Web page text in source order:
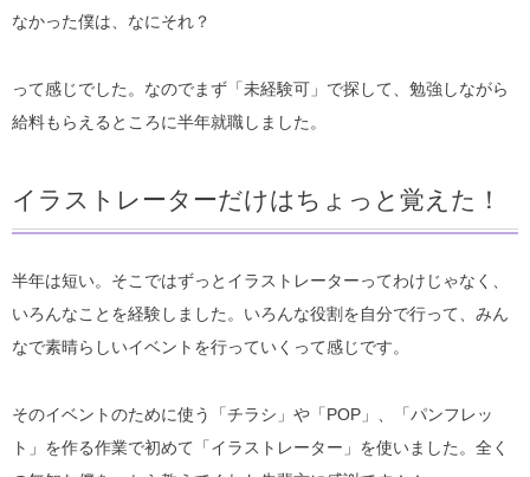
なかった僕は、なにそれ？
って感じでした。なのでまず「未経験可」で探して、勉強しながら
給料もらえるところに半年就職しました。
イラストレーターだけはちょっと覚えた！
半年は短い。そこではずっとイラストレーターってわけじゃなく、
いろんなことを経験しました。いろんな役割を自分で行って、みん
なで素晴らしいイベントを行っていくって感じです。
そのイベントのために使う「チラシ」や「POP」、「パンフレッ
ト」を作る作業で初めて「イラストレーター」を使いました。全く